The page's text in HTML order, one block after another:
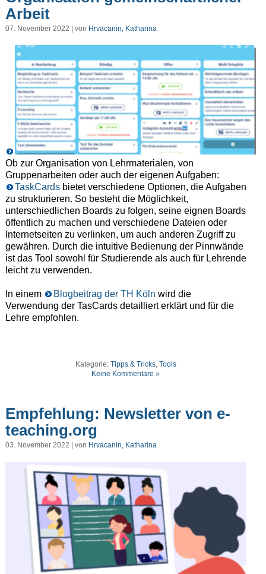
Arbeit
07. November 2022 | von Hrvacanin, Katharina
Ob zur Organisation von Lehrmaterialen, von
Gruppenarbeiten oder auch der eigenen Aufgaben:
TaskCardsbietet verschiedene Optionen, die Aufgaben
zu strukturieren. So besteht die Möglichkeit,
unterschiedlichen Boards zu folgen, seine eignen Boards
öffentlich zu machen und verschiedene Dateien oder
Internetseiten zu verlinken, um auch anderen Zugriff zu
gewähren. Durch die intuitive Bedienung der Pinnwände
ist das Tool sowohl für Studierende als auch für Lehrende
leicht zu verwenden.
In einem Blogbeitrag der TH Köln wird die
Verwendung der TasCards detailliert erklärt und für die
Lehre empfohlen.
Kategorie: Tipps & Tricks, Tools
Keine Kommentare »
Empfehlung: Newsletter von e-
teaching.org
03. November 2022 | von Hrvacanin, Katharina